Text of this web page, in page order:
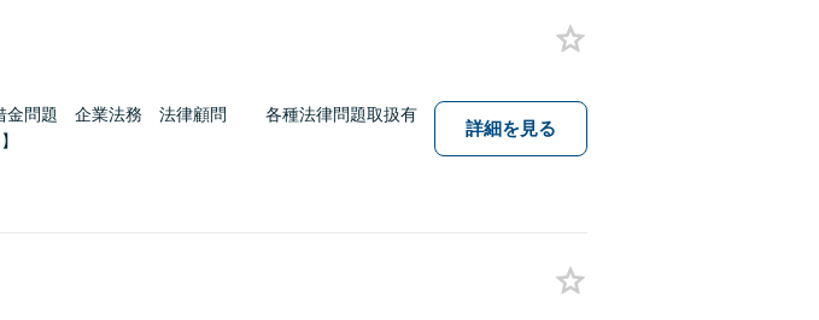
問題 企業法務 法律顧問 各種法律問題取扱有
詳細を見る